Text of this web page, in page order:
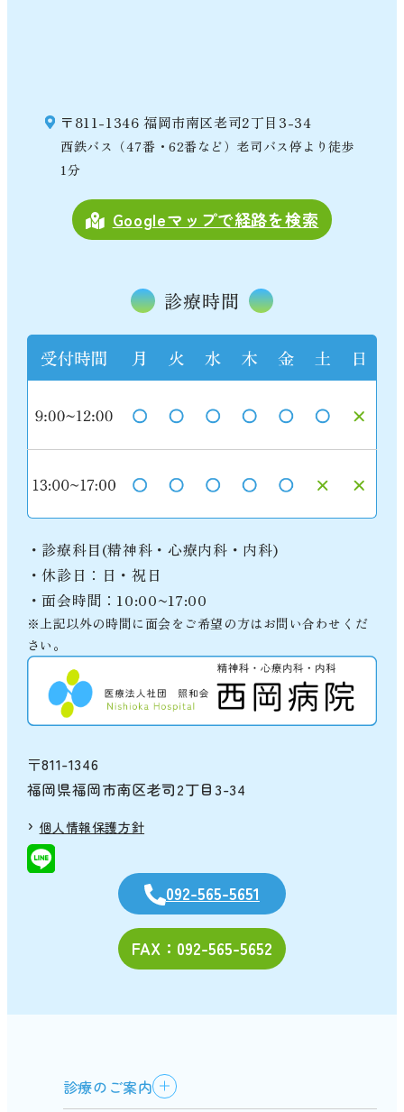
〒811-1346 福岡市南区老司2丁目3-34
西鉄バス（47番・62番など）老司バス停より徒歩
1分
Googleマップで経路を検索
〒811-1346
福岡県福岡市南区老司2丁目3-34
個人情報保護方針
092-565-5651
FAX：092-565-5652
診療時間
・診療科目(精神科・心療内科・内科)
・休診日：日・祝日
・面会時間：10:00~17:00
※上記以外の時間に面会をご希望の方はお問い合わせくだ
さい。
診療のご案内